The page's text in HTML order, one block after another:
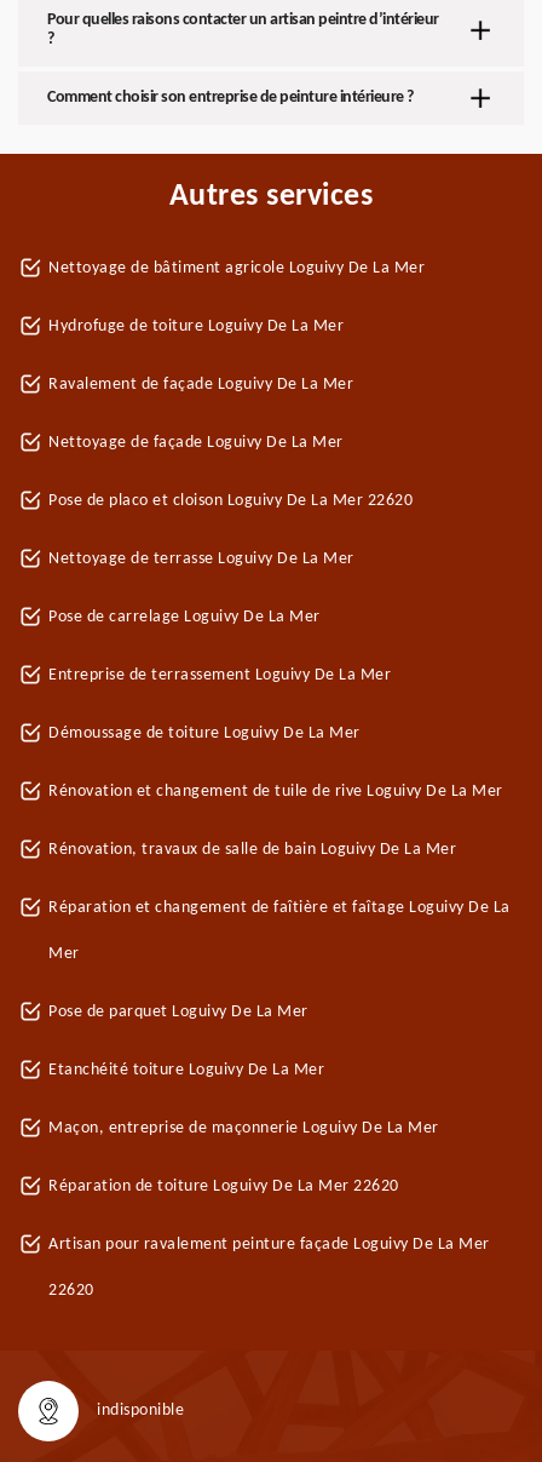
Pour quelles raisons contacter un artisan peintre d’intérieur
?
Comment choisir son entreprise de peinture intérieure ?
Autres services
Nettoyage de bâtiment agricole Loguivy De La Mer
Hydrofuge de toiture Loguivy De La Mer
Ravalement de façade Loguivy De La Mer
Nettoyage de façade Loguivy De La Mer
Pose de placo et cloison Loguivy De La Mer 22620
Nettoyage de terrasse Loguivy De La Mer
Pose de carrelage Loguivy De La Mer
Entreprise de terrassement Loguivy De La Mer
Démoussage de toiture Loguivy De La Mer
Rénovation et changement de tuile de rive Loguivy De La Mer
Rénovation, travaux de salle de bain Loguivy De La Mer
Réparation et changement de faîtière et faîtage Loguivy De La
Mer
Pose de parquet Loguivy De La Mer
Etanchéité toiture Loguivy De La Mer
Maçon, entreprise de maçonnerie Loguivy De La Mer
Réparation de toiture Loguivy De La Mer 22620
Artisan pour ravalement peinture façade Loguivy De La Mer
22620
indisponible